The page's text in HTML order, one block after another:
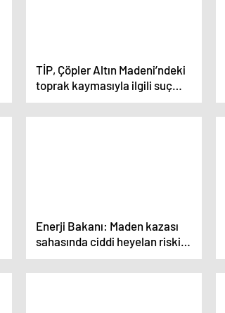
TİP, Çöpler Altın Madeni’ndeki
toprak kaymasıyla ilgili suç
duyurusunda bulundu
Enerji Bakanı: Maden kazası
sahasında ciddi heyelan riski
var